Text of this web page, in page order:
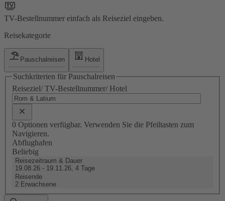
TV-Bestellnummer einfach als Reiseziel eingeben.
Reisekategorie
Pauschalreisen Hotel
Suchkriterien für Pauschalreisen
Reiseziel/ TV-Bestellnummer/ Hotel
0 Optionen verfügbar. Verwenden Sie die Pfeiltasten zum
Navigieren.
Abflughafen
Beliebig
Reisezeitraum & Dauer
19.08.26 - 19.11.26, 4 Tage
Reisende
2 Erwachsene